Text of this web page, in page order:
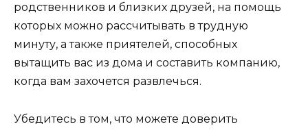
родственников и близких друзей, на помощь
которых можно рассчитывать в трудную
минуту, а также приятелей, способных
вытащить вас из дома и составить компанию,
когда вам захочется развлечься.
Убедитесь в том, что можете доверить